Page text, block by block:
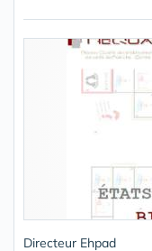
Directeur Ehpad